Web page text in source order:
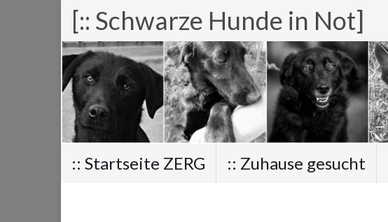
[:: Schwarze Hunde in Not]
:: Startseite ZERG :: Zuhause gesucht